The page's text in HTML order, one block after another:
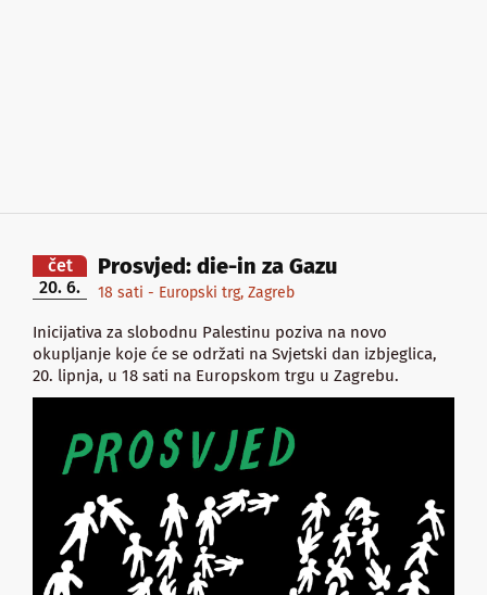
čet
20. 6.
Prosvjed: die-in za Gazu
18 sati - Europski trg, Zagreb
Inicijativa za slobodnu Palestinu poziva na novo
okupljanje koje će se održati na Svjetski dan izbjeglica,
20. lipnja, u 18 sati na Europskom trgu u Zagrebu.